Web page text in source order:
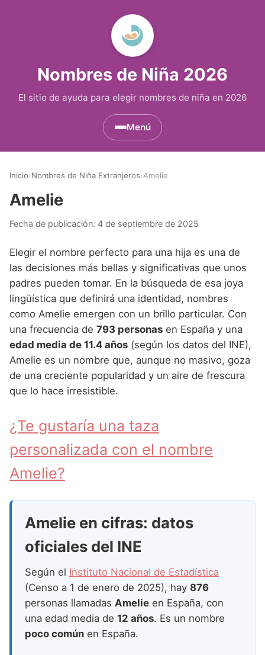
Nombres de Niña 2026
El sitio de ayuda para elegir nombres de niña en 2026
Menú
Nombres de Niña que empiezan por D
Nombres de Niña que empiezan por E
Nombres de Niña que empiezan por F
Nombres de Niña que empiezan por G
Nombres de Niña que empiezan por H
Nombres de Niña que empiezan por I
Nombres de Niña que empiezan por J
Nombres de Niña que empiezan por K
Nombres de Niña que empiezan por L
Nombres de Niña que empiezan por M
Nombres de Niña que empiezan por R
Nombres de Niña que empiezan por S
Nombres de Niña que empiezan por T
Nombres de Niña Egipcios
Nombres de Niña Griegos
Nombres de Niña Mitológicos
Nombres de Niña Romanos
Nombres de Niña Vikingos
Nombres de Niña Americanos
Nombres de Niña Chinos
Nombres de Niña Franceses
Nombres de Niña Hispanoamericanos
Nombres de Niña Ingleses
Nombres de Niña Italianos
Nombres de Niña Judios
Nombres de Niña Marroquies
Nombres de Niña Rusos
Nombres de Niña Suecos
Nombres de Niña Andaluces
Nombres de Niña Aragoneses
Nombres de Niña Asturianos
Nombres de Niña Baleares
Nombres de Niña Canarios
Nombres de Niña Cantabros
Nombres de Niña Catalanes
Nombres de Niña Extremeños
Nombres de Niña Murcianos
Nombres de Niña Navarros
Nombres de Niña Riojanos
Nombres de Niña Valencianos
Nombres de Niña Vascos
Buscar
Inicio›Nombres de Niña Extranjeros›Amelie
Amelie
Fecha de publicación: 4 de septiembre de 2025
Elegir el nombre perfecto para una hija es una de
las decisiones más bellas y significativas que unos
padres pueden tomar. En la búsqueda de esa joya
lingüística que definirá una identidad, nombres
como Amelie emergen con un brillo particular. Con
una frecuencia de 793 personas en España y una
edad media de 11.4 años (según los datos del INE),
Amelie es un nombre que, aunque no masivo, goza
de una creciente popularidad y un aire de frescura
que lo hace irresistible.
¿Te gustaría una taza
personalizada con el nombre
Amelie?
Amelie en cifras: datos
oficiales del INE
Según el Instituto Nacional de Estadística
(Censo a 1 de enero de 2025), hay 876
personas llamadas Amelie en España, con
una edad media de 12 años. Es un nombre
poco común en España.